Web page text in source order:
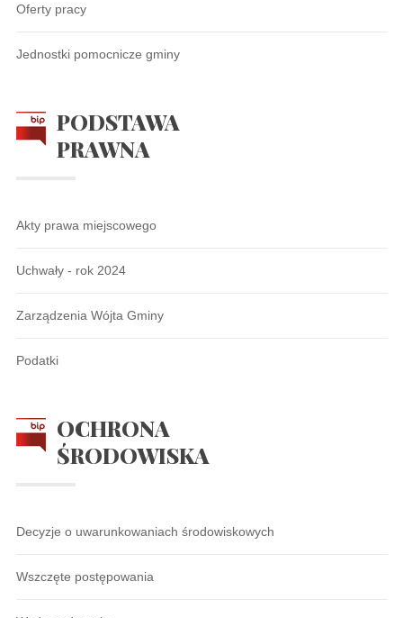
Oferty pracy
Jednostki pomocnicze gminy
PODSTAWA
PRAWNA
Akty prawa miejscowego
Uchwały - rok 2024
Zarządzenia Wójta Gminy
Podatki
OCHRONA
ŚRODOWISKA
Decyzje o uwarunkowaniach środowiskowych
Wszczęte postępowania